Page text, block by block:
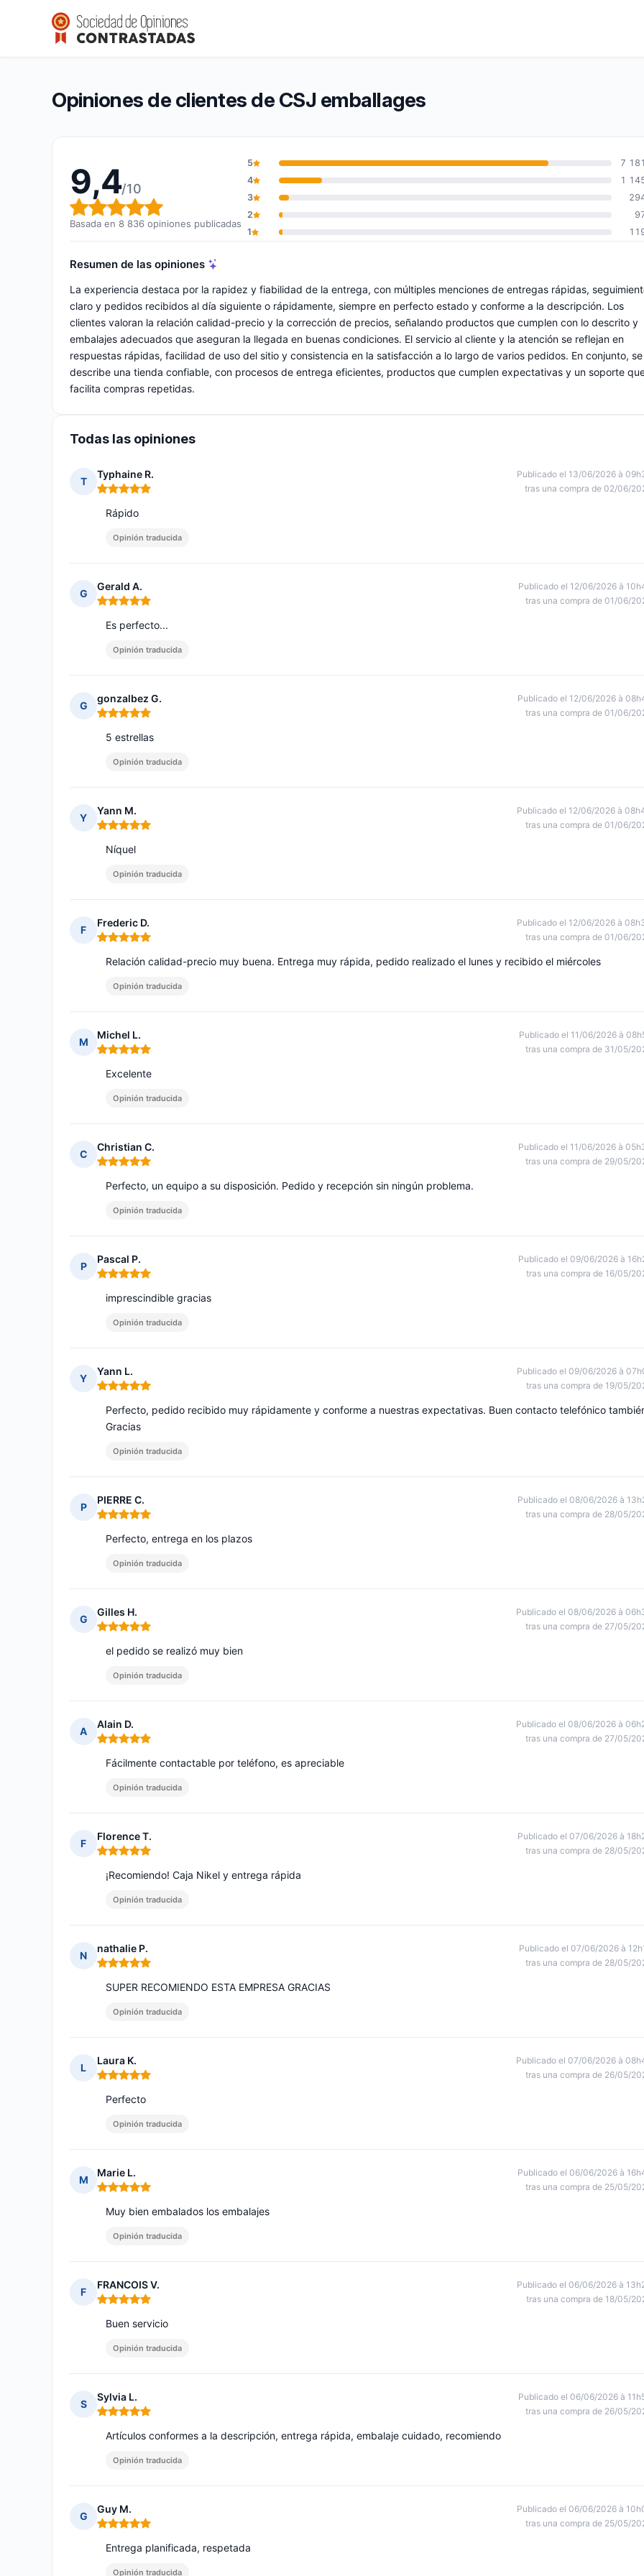
CSJ emballages
Calificación global: 9,4 de 10
9,4/10(8 836 opiniones)
Opiniones de clientes de CSJ emballages
9,4/10
Calificación global: 9,4 de 10
Basada en 8 836 opiniones publicadas
5
7 181
4
1
3
2
1
Resumen de las opiniones
La experiencia destaca por la rapidez y fiabilidad de la entrega, con múltiples menciones de entregas rápidas,
claro y pedidos recibidos al día siguiente o rápidamente, siempre en perfecto estado y conforme a la descripción. Los
clientes valoran la relación calidad-precio y la corrección de precios, señalando productos que cumplen con lo descrito y
embalajes adecuados que aseguran la llegada en buenas condiciones. El servicio al cliente y la atención se reflejan en
respuestas rápidas, facilidad de uso del sitio y consistencia en la satisfacción a lo largo de varios pedidos. En conjunto, se
describe una tienda confiable, con procesos de entrega eficientes, productos que cumplen expectativas y un soporte
facilita compras repetidas.
Todas las opiniones
T
Typhaine R.
Nota: 5 de 5
Publicado el 13/06/2026 à
tras una compra de 02/06/
Rápido
Opinión traducida
G
Gerald A.
Nota: 5 de 5
Publicado el 12/06/2026 à
tras una compra de 01/06/
Es perfecto...
Opinión traducida
G
gonzalbez G.
Nota: 5 de 5
Publicado el 12/06/2026 à
tras una compra de 01/06/
5 estrellas
Opinión traducida
Y
Yann M.
Nota: 5 de 5
Publicado el 12/06/2026 à
tras una compra de 01/06/
Níquel
Opinión traducida
F
Frederic D.
Nota: 5 de 5
Publicado el 12/06/2026 à
tras una compra de 01/06/
Relación calidad-precio muy buena. Entrega muy rápida, pedido realizado el lunes y recibido el miércoles
Opinión traducida
M
Michel L.
Nota: 5 de 5
Publicado el 11/06/2026 à
tras una compra de 31/05/
Excelente
Opinión traducida
C
Christian C.
Nota: 5 de 5
Publicado el 11/06/2026 à
tras una compra de 29/05/
Perfecto, un equipo a su disposición. Pedido y recepción sin ningún problema.
Opinión traducida
P
Pascal P.
Nota: 5 de 5
Publicado el 09/06/2026 à
tras una compra de 16/05/
imprescindible gracias
Opinión traducida
Y
Yann L.
Nota: 5 de 5
Publicado el 09/06/2026 à
tras una compra de 19/05/
Perfecto, pedido recibido muy rápidamente y conforme a nuestras expectativas. Buen contacto telefónico
Gracias
Opinión traducida
P
PIERRE C.
Nota: 5 de 5
Publicado el 08/06/2026 à
tras una compra de 28/05/
Perfecto, entrega en los plazos
Opinión traducida
G
Gilles H.
Nota: 5 de 5
Publicado el 08/06/2026 à
tras una compra de 27/05/
el pedido se realizó muy bien
Opinión traducida
A
Alain D.
Nota: 5 de 5
Publicado el 08/06/2026 à
tras una compra de 27/05/
Fácilmente contactable por teléfono, es apreciable
Opinión traducida
F
Florence T.
Nota: 5 de 5
Publicado el 07/06/2026 à
tras una compra de 28/05/
¡Recomiendo! Caja Nikel y entrega rápida
Opinión traducida
N
nathalie P.
Nota: 5 de 5
Publicado el 07/06/2026 à
tras una compra de 28/05/
SUPER RECOMIENDO ESTA EMPRESA GRACIAS
Opinión traducida
L
Laura K.
Nota: 5 de 5
Publicado el 07/06/2026 à
tras una compra de 26/05/
Perfecto
Opinión traducida
M
Marie L.
Nota: 5 de 5
Publicado el 06/06/2026 à
tras una compra de 25/05/
Muy bien embalados los embalajes
Opinión traducida
F
FRANCOIS V.
Nota: 5 de 5
Publicado el 06/06/2026 à
tras una compra de 18/05/
Buen servicio
Opinión traducida
S
Sylvia L.
Nota: 5 de 5
Publicado el 06/06/2026 à
tras una compra de 26/05/
Artículos conformes a la descripción, entrega rápida, embalaje cuidado, recomiendo
Opinión traducida
G
Guy M.
Nota: 5 de 5
Publicado el 06/06/2026 à
tras una compra de 25/05/
Entrega planificada, respetada
Opinión traducida